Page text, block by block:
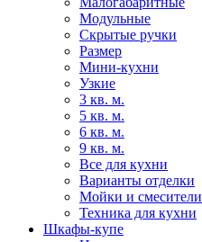
Модульные
Скрытые ручки
Размер
Мини-кухни
Узкие
3 кв. м.
5 кв. м.
6 кв. м.
9 кв. м.
Все для кухни
Варианты отделки
Мойки и смесители
Техника для кухни
Шкафы-купе